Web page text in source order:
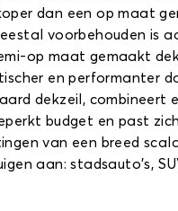
dan een op maat
voorbehouden is
op maat gemaakt
en performanter
dekzeil, combineert
budget en past
van een breed
aan: stadsauto's,